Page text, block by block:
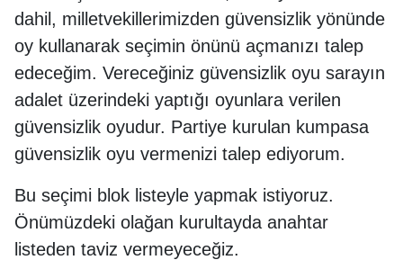
dahil, milletvekillerimizden güvensizlik yönünde
oy kullanarak seçimin önünü açmanızı talep
edeceğim. Vereceğiniz güvensizlik oyu sarayın
adalet üzerindeki yaptığı oyunlara verilen
güvensizlik oyudur. Partiye kurulan kumpasa
güvensizlik oyu vermenizi talep ediyorum.
Bu seçimi blok listeyle yapmak istiyoruz.
Önümüzdeki olağan kurultayda anahtar
listeden taviz vermeyeceğiz.